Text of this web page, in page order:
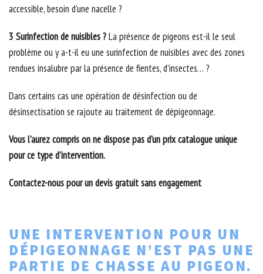
accessible, besoin d'une nacelle ?
3 Surinfection de nuisibles ?La présence de pigeons est-il le seul
problème ou y a-t-il eu une surinfection de nuisibles avec des zones
rendues insalubre par la présence de fientes, d’insectes… ?
Dans certains cas une opération de désinfection ou de
désinsectisation se rajoute au traitement de dépigeonnage.
Vous l’aurez compris on ne dispose pas d’un prix catalogue unique
pour ce type d’intervention.
Contactez-nous pour un devis gratuit sans engagement
UNE INTERVENTION POUR UN
DÉPIGEONNAGE N’EST PAS UNE
PARTIE DE CHASSE AU PIGEON.